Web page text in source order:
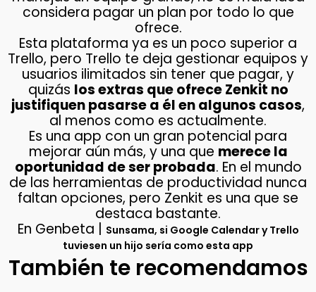
considera pagar un plan por todo lo que
ofrece.
Esta plataforma ya es un poco superior a
Trello, pero Trello te deja gestionar equipos y
usuarios ilimitados sin tener que pagar, y
quizás los extras que ofrece Zenkit no
justifiquen pasarse a él en algunos casos,
al menos como es actualmente.
Es una app con un gran potencial para
mejorar aún más, y una que merece la
oportunidad de ser probada. En el mundo
de las herramientas de productividad nunca
faltan opciones, pero Zenkit es una que se
destaca bastante.
En Genbeta |
Sunsama, si Google Calendar y Trello
tuviesen un hijo sería como esta app
También te recomendamos